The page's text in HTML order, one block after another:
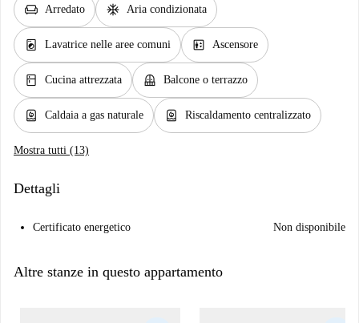
chair Arredato ac_unit Aria condizionata
local_laundry_service Lavatrice nelle aree comuni elevator Ascensore
kitchen Cucina attrezzata balcony Balcone o terrazzo
water_heater Caldaia a gas naturale water_heater Riscaldamento centralizzato
Mostra tutti (13)
Dettagli
Certificato energetico Non disponibile
Altre stanze in questo appartamento